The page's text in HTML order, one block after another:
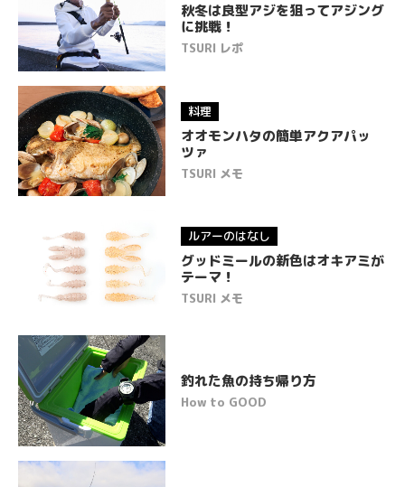
秋冬は良型アジを狙ってアジング
に挑戦！
TSURI レポ
料理
オオモンハタの簡単アクアパッ
ツァ
TSURI メモ
ルアーのはなし
グッドミールの新色はオキアミが
テーマ！
TSURI メモ
釣れた魚の持ち帰り方
How to GOOD